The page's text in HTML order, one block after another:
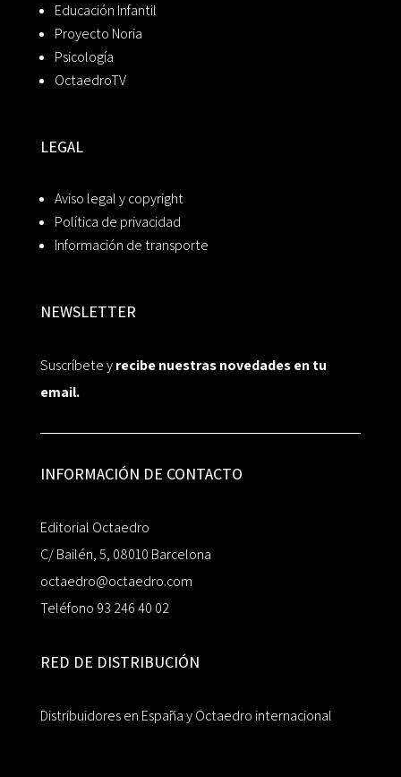
Educación Infantil
Proyecto Noria
Psicología
OctaedroTV
LEGAL
Aviso legal y copyright
Política de privacidad
Información de transporte
NEWSLETTER
Suscríbete yrecibe nuestras novedades en tu
email.
INFORMACIÓN DE CONTACTO
Editorial Octaedro
C/ Bailén, 5, 08010 Barcelona
octaedro@octaedro.com
Teléfono 93 246 40 02
RED DE DISTRIBUCIÓN
Distribuidores en España y Octaedro internacional